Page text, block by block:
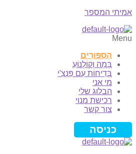
אמיתי המספר
Menu
הַסִּפּוּרִים
בָּמָה וְקוֹלְנוֹעַ
בְּדִיחוֹת עִם פַּנְצִ'י
מי אני
הבלוג שלי
רכישת מנוי
צור קשר
כניסה